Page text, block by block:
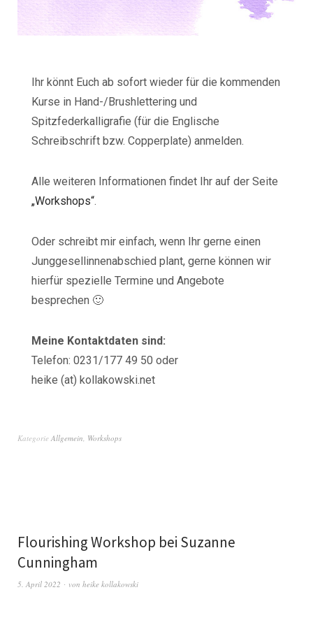
Ihr könnt Euch ab sofort wieder für die kommenden
Kurse in Hand-/Brushlettering und
Spitzfederkalligrafie (für die Englische
Schreibschrift bzw. Copperplate) anmelden.
Alle weiteren Informationen findet Ihr auf der Seite
„Workshops“.
Oder schreibt mir einfach, wenn Ihr gerne einen
Junggesellinnenabschied plant, gerne können wir
hierfür spezielle Termine und Angebote
besprechen 🙂
Meine Kontaktdaten sind:
Telefon: 0231/177 49 50 oder
heike (at) kollakowski.net
Kategorie Allgemein Workshops
Flourishing Workshop bei Suzanne
Cunningham
5. April 2022 von heike kollakowski